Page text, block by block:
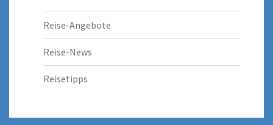
Reise-Angebote
Reise-News
Reisetipps